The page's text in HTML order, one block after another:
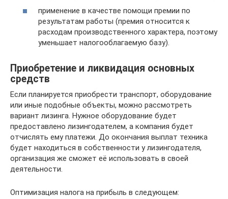
применение в качестве помощи премии по
результатам работы (премия относится к
расходам производственного характера, поэтому
уменьшает налогооблагаемую базу).
Приобретение и ликвидация основных
средств
Если планируется приобрести транспорт, оборудование
или иные подобные объекты, можно рассмотреть
вариант лизинга. Нужное оборудование будет
предоставлено лизингодателем, а компания будет
отчислять ему платежи. До окончания выплат техника
будет находиться в собственности у лизингодателя,
организация же сможет её использовать в своей
деятельности.
Оптимизация налога на прибыль в следующем: